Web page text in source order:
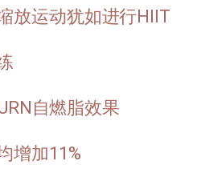
放运动犹如进行HIIT
自燃脂效果
增加11%